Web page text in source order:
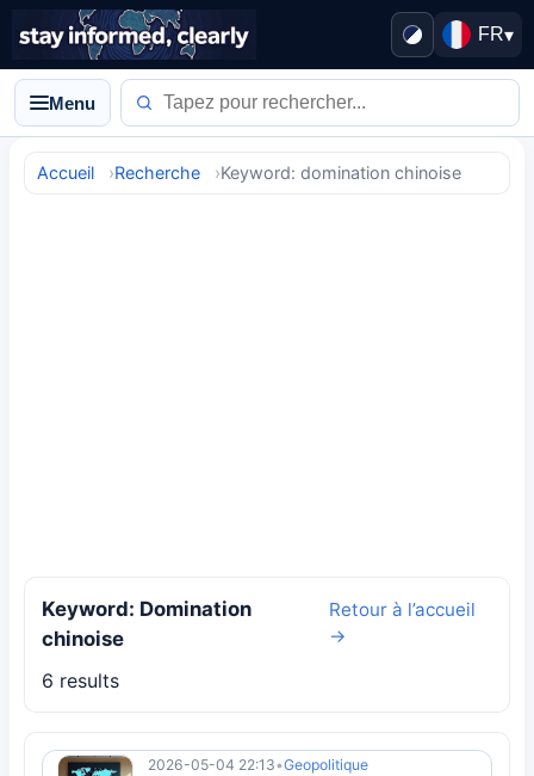
FR▾
Menu
Accueil Recherche Keyword: domination chinoise
Keyword: Domination
chinoise
Retour à l’accueil
→
6 results
2026-05-04 22:13•Geopolitique